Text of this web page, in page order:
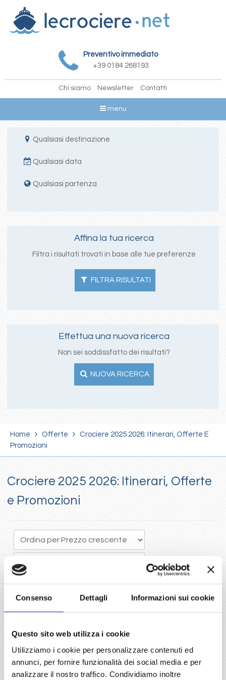
Consenso Dettagli Informazioni sui cookie
Questo sito web utilizza i cookie
Utilizziamo i cookie per personalizzare contenuti ed
annunci, per fornire funzionalità dei social media e per
analizzare il nostro traffico. Condividiamo inoltre
Preventivo immediato
+39 0184 268193
Chi siamo Newsletter Contatti
menu
Qualsiasi destinazione
Qualsiasi data
Qualsiasi partenza
Affina la tua ricerca
Filtra i risultati trovati in base alle tue preferenze
FILTRA RISULTATI
Effettua una nuova ricerca
Non sei soddissfatto dei risultati?
NUOVA RICERCA
Home Offerte
Crociere 2025 2026: Itinerari, Offerte E
Promozioni
Crociere 2025 2026: Itinerari, Offerte
e Promozioni
crociera porta vantaggi economici con la scelta della migliore
disponibilità
Visita il portale per trovare le crociere 2025 con Costa e Mc